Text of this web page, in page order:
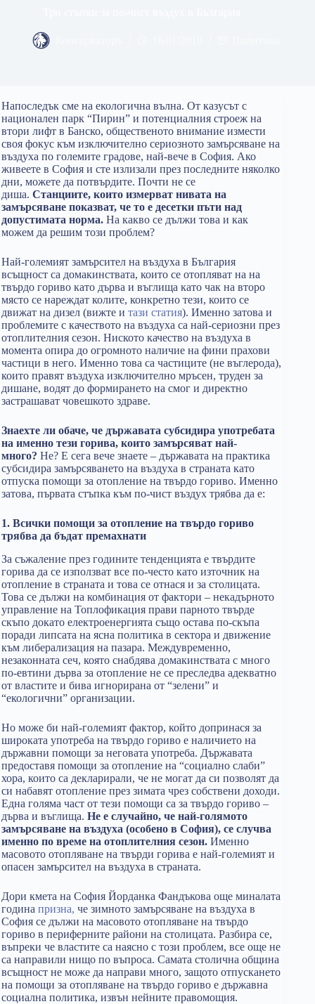
Напоследък сме на екологична вълна. От казусът с
национален парк “Пирин” и потенциалния строеж на
втори лифт в Банско, общественото внимание измести
своя фокус към изключително сериозното замърсяване на
въздуха по големите градове, най-вече в София. Ако
живеете в София и сте излизали през последните няколко
дни, можете да потвърдите. Почти не се
диша. Станциите, които измерват нивата на
замърсяване показват, че то е десетки пъти над
допустимата норма. На какво се дължи това и как
можем да решим този проблем?
Най-големият замърсител на въздуха в България
всъщност са домакинствата, които се отопляват на на
твърдо гориво като дърва и въглища като чак на второ
място се нареждат колите, конкретно тези, които се
движат на дизел (вижте и тази статия). Именно затова и
проблемите с качеството на въздуха са най-сериозни през
отоплителния сезон. Ниското качество на въздуха в
момента опира до огромното наличие на фини прахови
частици в него. Именно това са частиците (не въглерода),
които правят въздуха изключително мръсен, труден за
дишане, водят до формирането на смог и директно
застрашават човешкото здраве.
Знаехте ли обаче, че държавата субсидира употребата
на именно тези горива, които замърсяват най-
много? Не? Е сега вече знаете – държавата на практика
субсидира замърсяването на въздуха в страната като
отпуска помощи за отопление на твърдо гориво. Именно
затова, първата стъпка към по-чист въздух трябва да е:
1. Всички помощи за отопление на твърдо гориво
трябва да бъдат премахнати
За съжаление през годините тенденцията е твърдите
горива да се използват все по-често като източник на
отопление в страната и това се отнася и за столицата.
Това се дължи на комбинация от фактори – некадърното
управление на Топлофикация прави парното твърде
скъпо докато електроенергията също остава по-скъпа
поради липсата на ясна политика в сектора и движение
към либерализация на пазара. Междувременно,
незаконната сеч, която снабдява домакинствата с много
по-евтини дърва за отопление не се преследва адекватно
от властите и бива игнорирана от “зелени” и
“екологични” организации.
Но може би най-големият фактор, който допринася за
широката употреба на твърдо гориво е наличието на
държавни помощи за неговата употреба. Държавата
предоставя помощи за отопление на “социално слаби”
хора, които са декларирали, че не могат да си позволят да
си набавят отопление през зимата чрез собствени доходи.
Една голяма част от тези помощи са за твърдо гориво –
дърва и въглища. Не е случайно, че най-голямото
замърсяване на въздуха (особено в София), се случва
именно по време на отоплителния сезон. Именно
масовото отопляване на твърди горива е най-големият и
опасен замърсител на въздуха в страната.
Дори кмета на София Йорданка Фандъкова още миналата
година призна, че зимното замърсяване на въздуха в
София се дължи на масовото отопляване на твърдо
гориво в периферните райони на столицата. Разбира се,
въпреки че властите са наясно с този проблем, все още не
са направили нищо по въпроса. Самата столична община
всъщност не може да направи много, защото отпускането
на помощи за отопляване на твърдо гориво е държавна
социална политика, извън нейните правомощия.